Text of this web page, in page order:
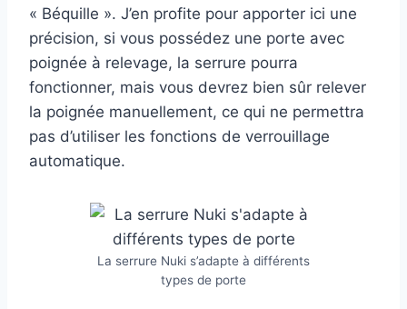
« Béquille ». J’en profite pour apporter ici une
précision, si vous possédez une porte avec
poignée à relevage, la serrure pourra
fonctionner, mais vous devrez bien sûr relever
la poignée manuellement, ce qui ne permettra
pas d’utiliser les fonctions de verrouillage
automatique.
La serrure Nuki s’adapte à différents
types de porte